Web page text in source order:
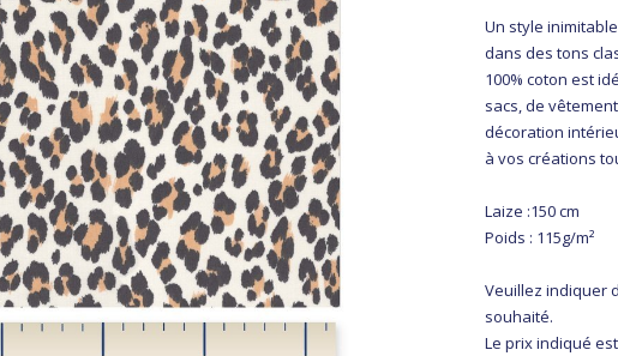
Un style
dans des tons
100% coton est
sacs, de
décoration
à vos créations
Laize :150 cm
Poids : 115g/m²
Veuillez indiquer
souhaité.
Le prix indiqué